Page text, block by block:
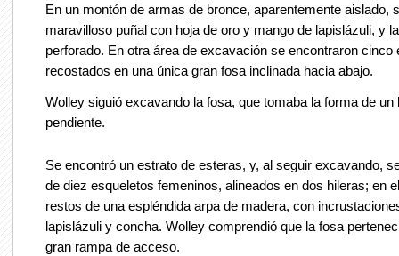
En un montón de armas de bronce, aparentemente aislado,
maravilloso puñal con hoja de oro y mango de lapislázuli, y
perforado. En otra área de excavación se encontraron cinco
recostados en una única gran fosa inclinada hacia abajo.
Wolley siguió excavando la fosa, que tomaba la forma de un
pendiente.
Se encontró un estrato de esteras, y, al seguir excavando,
de diez esqueletos femeninos, alineados en dos hileras; en
restos de una espléndida arpa de madera, con
lapislázuli y concha. Wolley comprendió que la fosa
gran rampa de acceso.